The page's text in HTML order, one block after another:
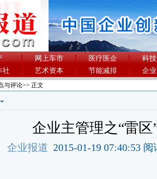
网上车市 医疗医企
科
社
艺术资本 节能减排 企
与评论>> 正文
企业主管理之“雷区
企业报道 2015-01-19 07:40:53